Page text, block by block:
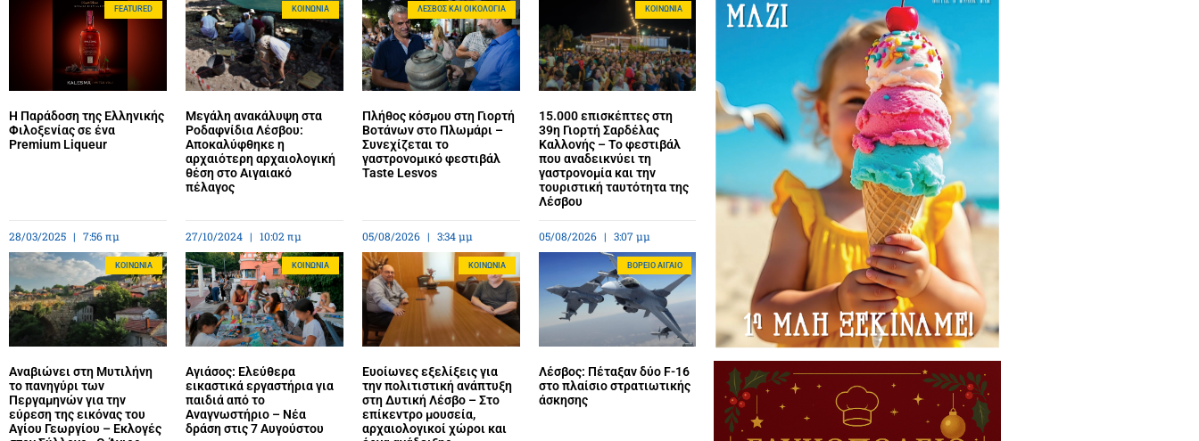
FEATURED
Η Παράδοση της Ελληνικής
Φιλοξενίας σε ένα
Premium Liqueur
28/03/2025 7:56 πμ
ΚΟΙΝΩΝΊΑ
Μεγάλη ανακάλυψη στα
Ροδαφνίδια Λέσβου:
Αποκαλύφθηκε η
αρχαιότερη αρχαιολογική
θέση στο Αιγαιακό
πέλαγος
27/10/2024 10:02 πμ
ΛΈΣΒΟΣ ΚΑΙ ΟΙΚΟΛΟΓΊΑ
Πλήθος κόσμου στη Γιορτή
Βοτάνων στο Πλωμάρι –
Συνεχίζεται το
γαστρονομικό φεστιβάλ
Taste Lesvos
05/08/2026 3:34 μμ
ΚΟΙΝΩΝΊΑ
15.000 επισκέπτες στη
39η Γιορτή Σαρδέλας
Καλλονής – Το φεστιβάλ
που αναδεικνύει τη
γαστρονομία και την
τουριστική ταυτότητα της
Λέσβου
05/08/2026 3:07 μμ
ΚΟΙΝΩΝΊΑ
Αναβιώνει στη Μυτιλήνη
το πανηγύρι των
Περγαμηνών για την
εύρεση της εικόνας του
Αγίου Γεωργίου – Εκλογές
ΚΟΙΝΩΝΊΑ
Αγιάσος: Ελεύθερα
εικαστικά εργαστήρια για
παιδιά από το
Αναγνωστήριο – Νέα
δράση στις 7 Αυγούστου
ΚΟΙΝΩΝΊΑ
Ευοίωνες εξελίξεις για
την πολιτιστική ανάπτυξη
στη Δυτική Λέσβο – Στο
επίκεντρο μουσεία,
αρχαιολογικοί χώροι και
BΌΡΕΙΟ ΑΙΓΑΊΟ
Λέσβος: Πέταξαν δύο F-16
στο πλαίσιο στρατιωτικής
άσκησης